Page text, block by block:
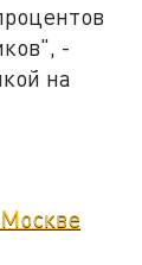
-
на